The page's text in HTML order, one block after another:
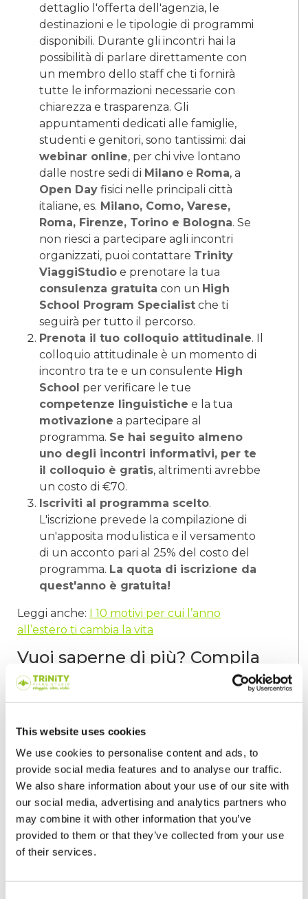
This website uses cookies
We use cookies to personalise content and ads, to
provide social media features and to analyse our traffic.
We also share information about your use of our site with
our social media, advertising and analytics partners who
may combine it with other information that you’ve
provided to them or that they’ve collected from your use
of their services.
dettaglio l'offerta dell'agenzia, le
destinazioni e le tipologie di programmi
disponibili. Durante gli incontri hai la
possibilità di parlare direttamente con
un membro dello staff che ti fornirà
tutte le informazioni necessarie con
chiarezza e trasparenza. Gli
appuntamenti dedicati alle famiglie,
studenti e genitori, sono tantissimi: dai
webinar online, per chi vive lontano
dalle nostre sedi di Milano e Roma, a
Open Day fisici nelle principali città
italiane, es. Milano, Como, Varese,
Roma, Firenze, Torino e Bologna. Se
non riesci a partecipare agli incontri
organizzati, puoi contattare Trinity
ViaggiStudio e prenotare la tua
consulenza gratuita con un High
School Program Specialist che ti
seguirà per tutto il percorso.
Prenota il tuo colloquio attitudinale. Il
colloquio attitudinale è un momento di
incontro tra te e un consulente High
School per verificare le tue
competenze linguistiche e la tua
motivazione a partecipare al
programma. Se hai seguito almeno
uno degli incontri informativi, per te
il colloquio è gratis, altrimenti avrebbe
un costo di €70.
Iscriviti al programma scelto.
L'iscrizione prevede la compilazione di
un'apposita modulistica e il versamento
di un acconto pari al 25% del costo del
programma. La quota di iscrizione da
quest'anno è gratuita!
Leggi anche: I 10 motivi per cui l’anno
all’estero ti cambia la vita
Vuoi saperne di più? Compila
il form!
Vita Da Studente